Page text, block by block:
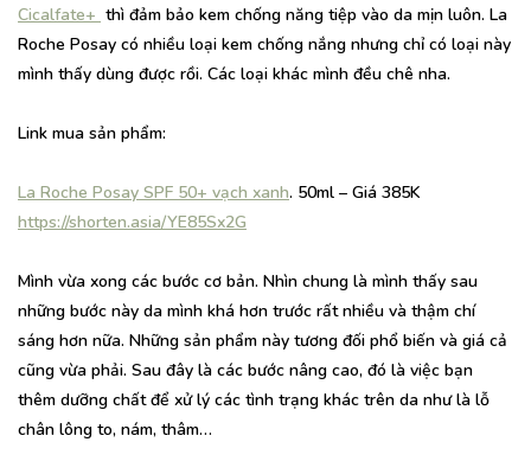
Cicalfate+ thì đảm bảo kem chống năng tiệp vào da mịn luôn. La
Roche Posay có nhiều loại kem chống nắng nhưng chỉ có loại này
mình thấy dùng được rồi. Các loại khác mình đều chê nha.
Link mua sản phẩm:
La Roche Posay SPF 50+ vạch xanh. 50ml – Giá 385K
https://shorten.asia/YE85Sx2G
Mình vừa xong các bước cơ bản. Nhìn chung là mình thấy sau
những bước này da mình khá hơn trước rất nhiều và thậm chí
sáng hơn nữa. Những sản phẩm này tương đối phổ biến và giá cả
cũng vừa phải. Sau đây là các bước nâng cao, đó là việc bạn
thêm dưỡng chất để xử lý các tình trạng khác trên da như là lỗ
chân lông to, nám, thâm…